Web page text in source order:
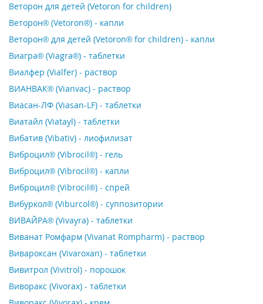
Веторон для детей (Vetoron for children)
Веторон® (Vetoron®) - капли
Веторон® для детей (Vetoron® for children) - капли
Виагра® (Viagra®) - таблетки
Виалфер (Vialfer) - раствор
ВИАНВАК® (Vianvac) - раствор
Виасан-ЛФ (Viasan-LF) - таблетки
Виатайл (Viatayl) - таблетки
Вибатив (Vibativ) - лиофилизат
Виброцил® (Vibrocil®) - гель
Виброцил® (Vibrocil®) - капли
Виброцил® (Vibrocil®) - спрей
Вибуркол® (Viburcol®) - суппозитории
ВИВАЙРА® (Vivayra) - таблетки
Виванат Ромфарм (Vivanat Rompharm) - раствор
Вивароксан (Vivaroxan) - таблетки
Вивитрол (Vivitrol) - порошок
Виворакс (Vivorax) - таблетки